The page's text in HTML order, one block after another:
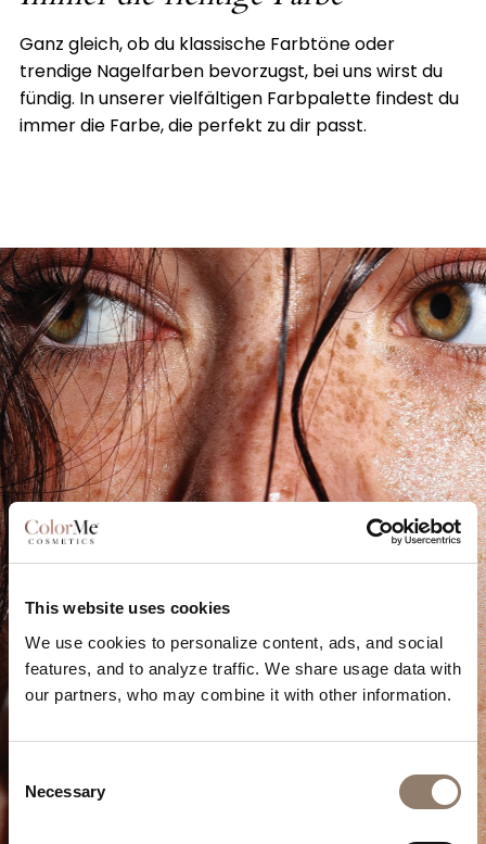
This website uses cookies
We use cookies to personalize content, ads, and social
features, and to analyze traffic. We share usage data with
our partners, who may combine it with other information.
Selection
Necessary
Ganz gleich, ob du klassische Farbtöne oder
trendige Nagelfarben bevorzugst, bei uns wirst du
fündig. In unserer vielfältigen Farbpalette findest du
immer die Farbe, die perfekt zu dir passt.